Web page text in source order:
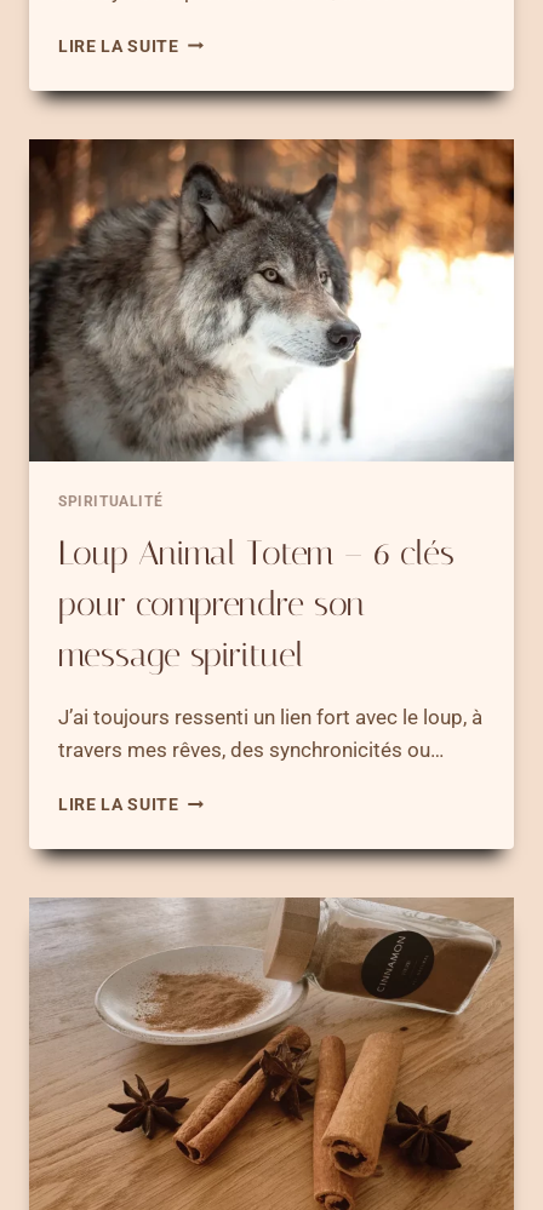
LIRE LA SUITEFLEUR
LOTUS
DE
CETTE
FLEUR
SACRÉE
SPIRITUALITÉ
Loup Animal Totem – 6 clés
pour comprendre son
message spirituel
J’ai toujours ressenti un lien fort avec le loup, à
travers mes rêves, des synchronicités ou…
LIRE LA SUITELOUP
TOTEM
6
CLÉS
POUR
COMPRENDRE
SON
MESSAGE
SPIRITUEL